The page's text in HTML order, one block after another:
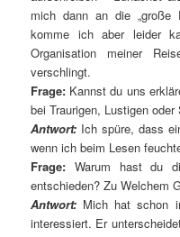
mich dann an die „große
komme ich aber leider
Organisation meiner
verschlingt.
Frage: Kannst du uns
bei Traurigen, Lustigen
Antwort: Ich spüre, dass
wenn ich beim Lesen
Frage: Warum hast du
entschieden? Zu Welchem
Antwort: Mich hat schon
interessiert. Er